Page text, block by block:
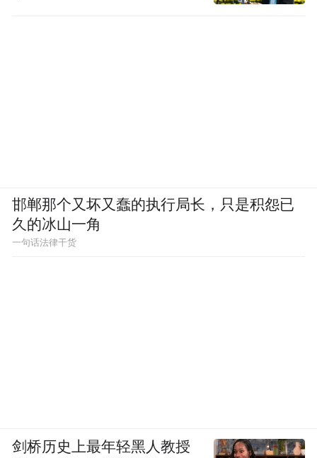
邯郸那个又坏又蠢的执行局长，只是积怨已
久的冰山一角
一句话法律干货
剑桥历史上最年轻黑人教授